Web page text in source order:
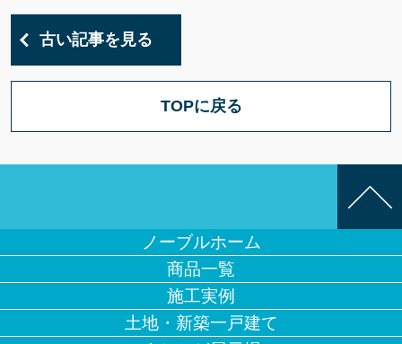
古い記事を見る
TOPに戻る
ノーブルホーム
商品一覧
施工実例
土地・新築一戸建て